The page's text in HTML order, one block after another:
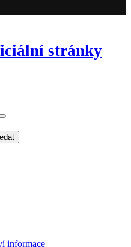
stránky
informace